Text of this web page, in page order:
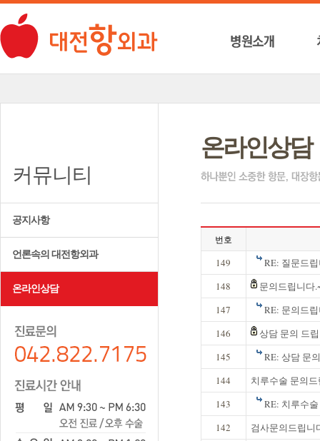
커뮤니티
공지사항
언론속의 대전항외과
온라인상담
온라인상담
번호
149
RE: 질문드
148
문의드립니다
147
RE: 문의드
146
상담 문의 드
145
RE: 상담 문
144
치루수술 문의
143
RE: 치루수
142
검사문의드립니